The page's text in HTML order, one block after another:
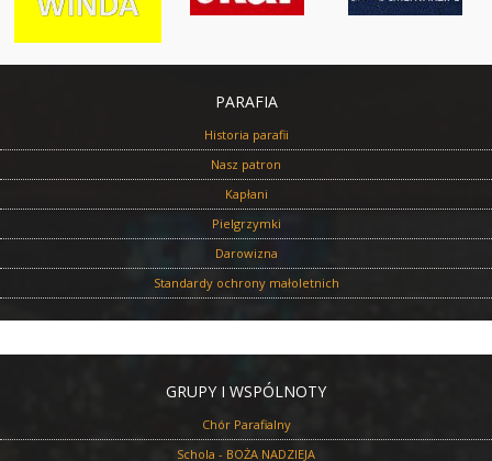
PARAFIA
Historia parafii
Nasz patron
Kapłani
Pielgrzymki
Darowizna
Standardy ochrony małoletnich
GRUPY I WSPÓLNOTY
Chór Parafialny
Schola - BOŻA NADZIEJA